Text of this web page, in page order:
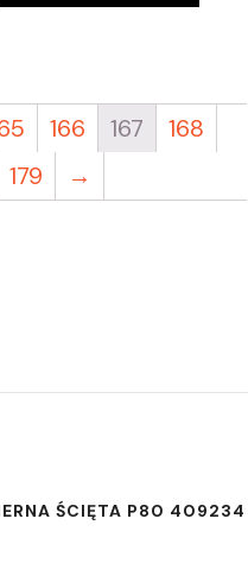
166 167
168
179 →
ŚCIĘTA P80 409234